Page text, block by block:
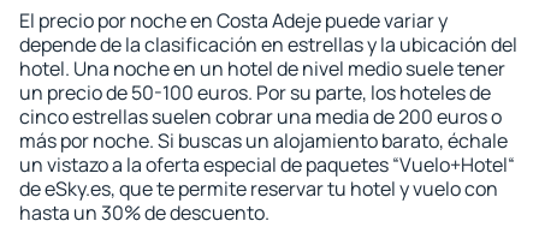
El precio por noche en Costa Adeje puede variar y
depende de la clasificación en estrellas y la ubicación del
hotel. Una noche en un hotel de nivel medio suele tener
un precio de 50-100 euros. Por su parte, los hoteles de
cinco estrellas suelen cobrar una media de 200 euros o
más por noche. Si buscas un alojamiento barato, échale
un vistazo a la oferta especial de paquetes “Vuelo+Hotel“
de eSky.es, que te permite reservar tu hotel y vuelo con
hasta un 30% de descuento.